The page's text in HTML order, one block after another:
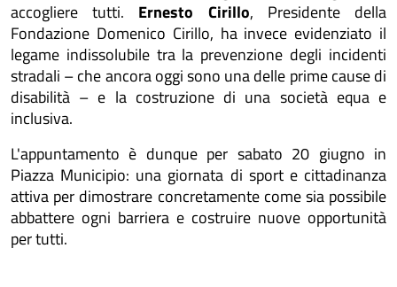
accogliere tutti. Ernesto Cirillo, Presidente della
Fondazione Domenico Cirillo, ha invece evidenziato il
legame indissolubile tra la prevenzione degli incidenti
stradali – che ancora oggi sono una delle prime cause di
disabilità – e la costruzione di una società equa e
inclusiva.
L'appuntamento è dunque per sabato 20 giugno in
Piazza Municipio: una giornata di sport e cittadinanza
attiva per dimostrare concretamente come sia possibile
abbattere ogni barriera e costruire nuove opportunità
per tutti.